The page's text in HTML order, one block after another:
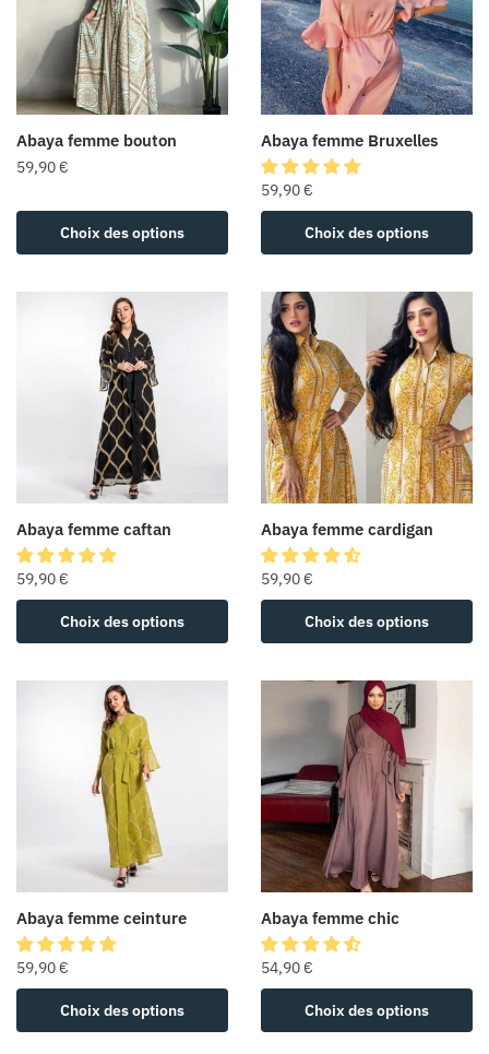
Abaya femme bouton
59,90€
Choix des options
Abaya femme Bruxelles
59,90€
Choix des options
Abaya femme caftan
59,90€
Choix des options
Abaya femme cardigan
59,90€
Choix des options
Abaya femme ceinture
59,90€
Choix des options
Abaya femme chic
54,90€
Choix des options